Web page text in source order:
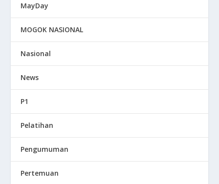
MayDay
MOGOK NASIONAL
Nasional
News
P1
Pelatihan
Pengumuman
Pertemuan